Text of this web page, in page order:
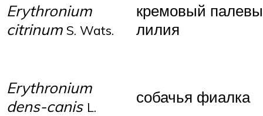
Erythronium
citrinum S. Wats.
кремовый
лилия
Erythronium
dens-canis L.
собачья фиалка